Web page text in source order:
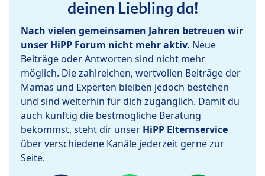
deinen Liebling da!
Nach vielen gemeinsamen Jahren betreuen wir
unser HiPP Forum nicht mehr aktiv. Neue
Beiträge oder Antworten sind nicht mehr
möglich. Die zahlreichen, wertvollen Beiträge der
Mamas und Experten bleiben jedoch bestehen
und sind weiterhin für dich zugänglich. Damit du
auch künftig die bestmögliche Beratung
bekommst, steht dir unser HiPP Elternservice
über verschiedene Kanäle jederzeit gerne zur
Seite.